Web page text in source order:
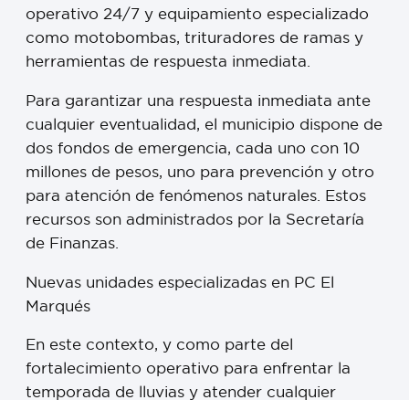
operativo 24/7 y equipamiento especializado
como motobombas, trituradores de ramas y
herramientas de respuesta inmediata.
Para garantizar una respuesta inmediata ante
cualquier eventualidad, el municipio dispone de
dos fondos de emergencia, cada uno con 10
millones de pesos, uno para prevención y otro
para atención de fenómenos naturales. Estos
recursos son administrados por la Secretaría
de Finanzas.
Nuevas unidades especializadas en PC El
Marqués
En este contexto, y como parte del
fortalecimiento operativo para enfrentar la
temporada de lluvias y atender cualquier